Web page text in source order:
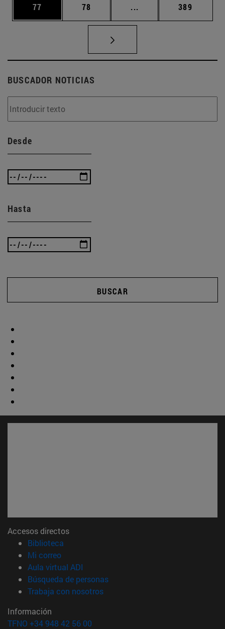
Página
77 Página
78 ... Páginas intermedias
Página
389
BUSCADOR NOTICIAS
Desde
Hasta
BUSCAR
Accesos directos
Biblioteca
Mi correo(abre en nueva ventana)
Aula virtual ADI
Búsqueda de personas(abre en nueva ventana)
Trabaja con nosotros(abre en nueva ventana)
Información
TFNO +34 948 42 56 00